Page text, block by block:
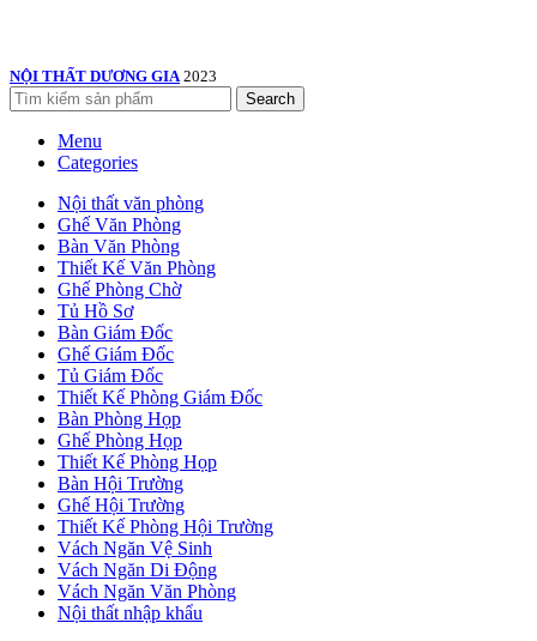
NỘI THẤT DƯƠNG GIA 2023
Search
Menu
Categories
Nội thất văn phòng
Ghế Văn Phòng
Bàn Văn Phòng
Thiết Kế Văn Phòng
Ghế Phòng Chờ
Tủ Hồ Sơ
Bàn Giám Đốc
Ghế Giám Đốc
Tủ Giám Đốc
Thiết Kế Phòng Giám Đốc
Bàn Phòng Họp
Ghế Phòng Họp
Thiết Kế Phòng Họp
Bàn Hội Trường
Ghế Hội Trường
Thiết Kế Phòng Hội Trường
Vách Ngăn Vệ Sinh
Vách Ngăn Di Động
Vách Ngăn Văn Phòng
Nội thất nhập khẩu